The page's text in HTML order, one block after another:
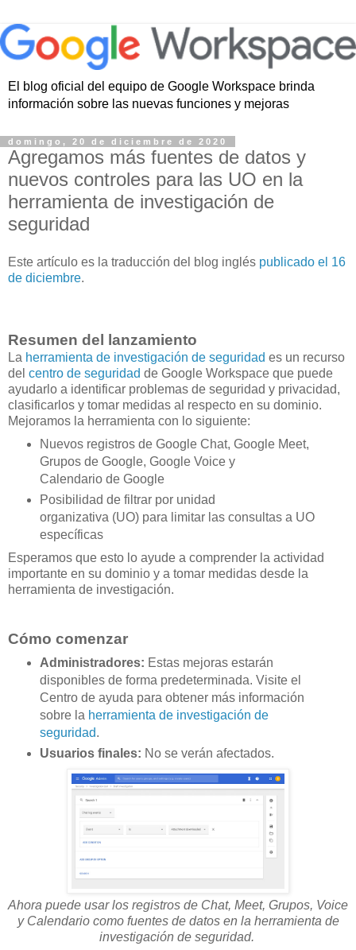
El blog oficial del equipo de Google Workspace brinda
información sobre las nuevas funciones y mejoras
domingo, 20 de diciembre de 2020
Agregamos más fuentes de datos y
nuevos controles para las UO en la
herramienta de investigación de
seguridad
Este artículo es la traducción del blog inglés publicado el 16
de diciembre.
Resumen del lanzamiento
La herramienta de investigación de seguridad es un recurso
del centro de seguridad de Google Workspace que puede
ayudarlo a identificar problemas de seguridad y privacidad,
clasificarlos y tomar medidas al respecto en su dominio.
Mejoramos la herramienta con lo siguiente:
Nuevos registros de Google Chat, Google Meet,
Grupos de Google, Google Voice y
Calendario de Google
Posibilidad de filtrar por unidad
organizativa (UO) para limitar las consultas a UO
específicas
Esperamos que esto lo ayude a comprender la actividad
importante en su dominio y a tomar medidas desde la
herramienta de investigación.
Cómo comenzar
Administradores: Estas mejoras estarán
disponibles de forma predeterminada. Visite el
Centro de ayuda para obtener más información
sobre la herramienta de investigación de
seguridad.
Usuarios finales: No se verán afectados.
Ahora puede usar los registros de Chat, Meet, Grupos, Voice
y Calendario como fuentes de datos en la herramienta de
investigación de seguridad.